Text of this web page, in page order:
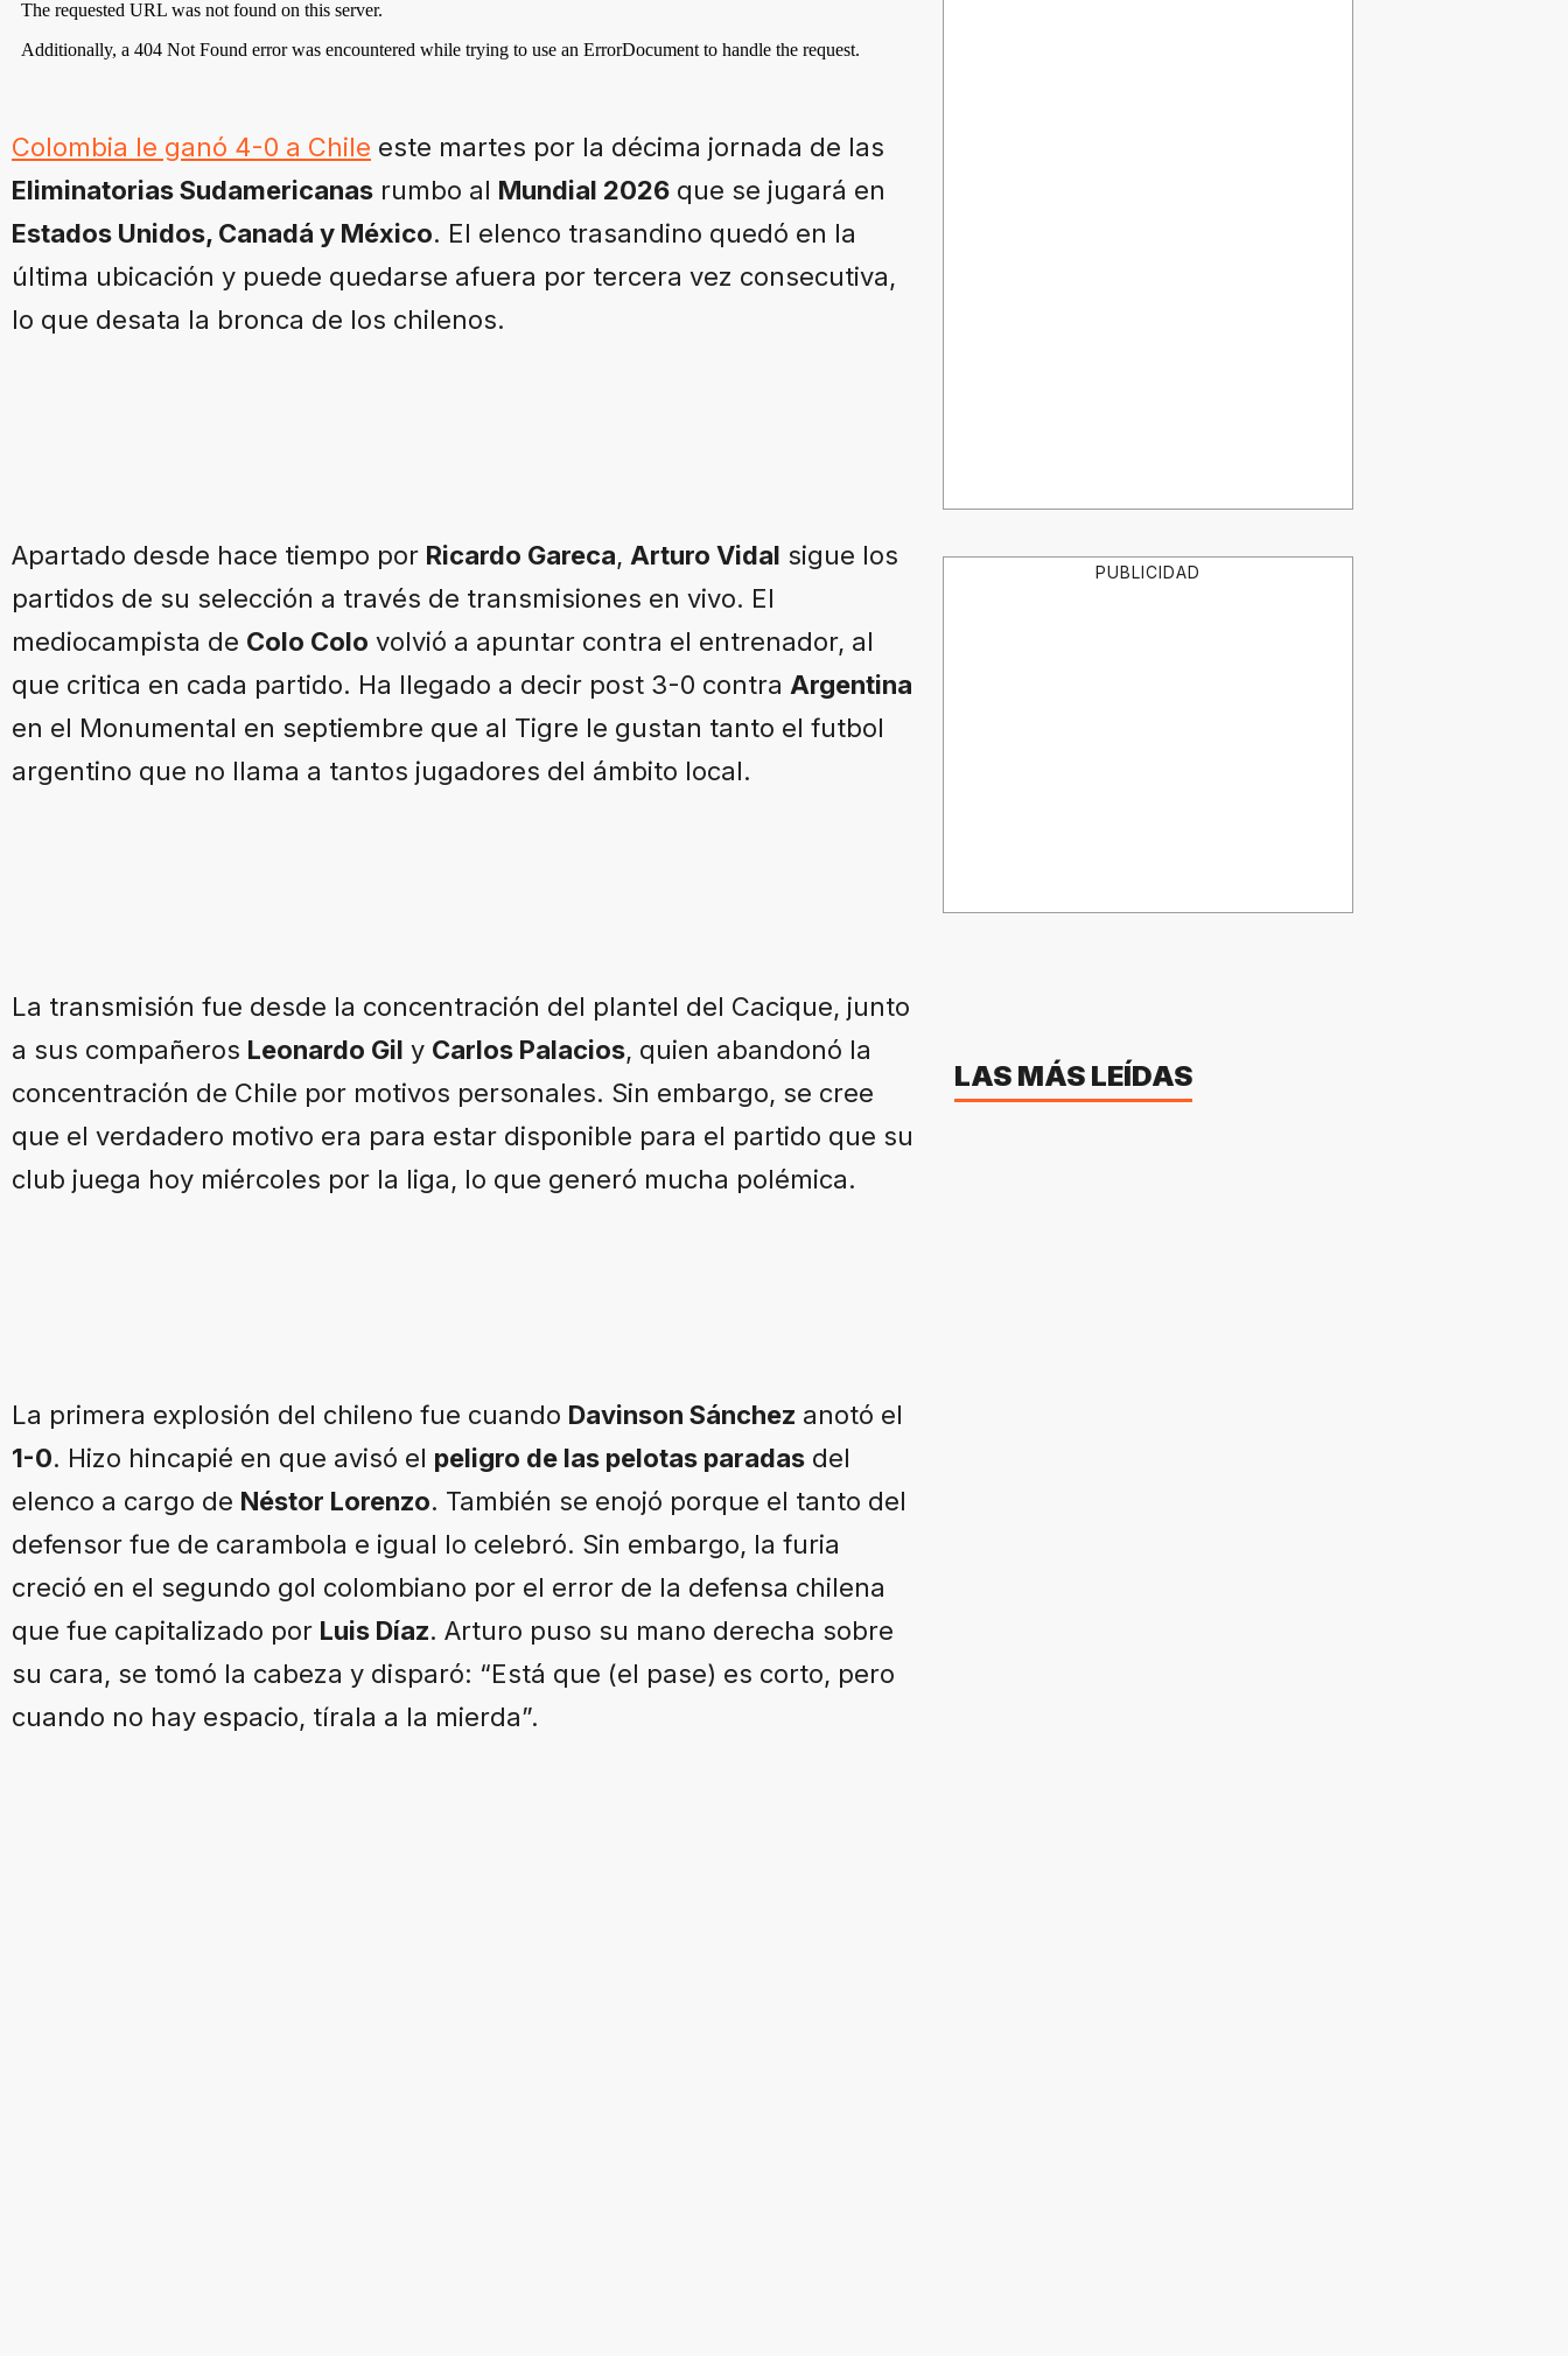
Colombia le ganó 4-0 a Chile este martes por la décima jornada de las
Eliminatorias Sudamericanas rumbo al Mundial 2026 que se jugará en
Estados Unidos, Canadá y México. El elenco trasandino quedó en la
última ubicación y puede quedarse afuera por tercera vez consecutiva,
lo que desata la bronca de los chilenos.
Apartado desde hace tiempo por Ricardo Gareca, Arturo Vidal sigue los
partidos de su selección a través de transmisiones en vivo. El
mediocampista de Colo Colo volvió a apuntar contra el entrenador, al
que critica en cada partido. Ha llegado a decir post 3-0 contra Argentina
en el Monumental en septiembre que al Tigre le gustan tanto el futbol
argentino que no llama a tantos jugadores del ámbito local.
La transmisión fue desde la concentración del plantel del Cacique, junto
a sus compañeros Leonardo Gil y Carlos Palacios, quien abandonó la
concentración de Chile por motivos personales. Sin embargo, se cree
que el verdadero motivo era para estar disponible para el partido que su
club juega hoy miércoles por la liga, lo que generó mucha polémica.
La primera explosión del chileno fue cuando Davinson Sánchez anotó el
1-0. Hizo hincapié en que avisó el peligro de las pelotas paradas del
elenco a cargo de Néstor Lorenzo. También se enojó porque el tanto del
defensor fue de carambola e igual lo celebró. Sin embargo, la furia
creció en el segundo gol colombiano por el error de la defensa chilena
que fue capitalizado por Luis Díaz. Arturo puso su mano derecha sobre
su cara, se tomó la cabeza y disparó: “Está que (el pase) es corto, pero
cuando no hay espacio, tírala a la mierda”.
PUBLICIDAD
LAS MÁS LEÍDAS